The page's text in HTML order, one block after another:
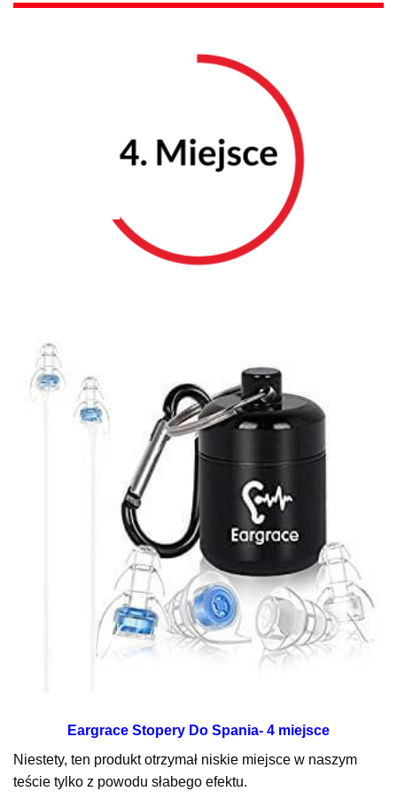
Eargrace Stopery Do Spania- 4 miejsce
Niestety, ten produkt otrzymał niskie miejsce w naszym
teście tylko z powodu słabego efektu.